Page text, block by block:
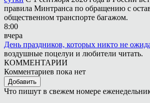
правила Минтранса по обращению с
общественном транспорте багажом.
8:00
вчера
День праздников, которых никто не
воздушные поцелуи и любители читать.
КОММЕНТАРИИ
Комментариев пока нет
Добавить
Что пишут в свежем номере